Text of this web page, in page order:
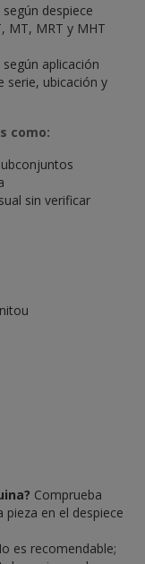
despiece
MT, MRT y MHT
aplicación
serie, ubicación y
como:
sin verificar
Comprueba
en el despiece
es recomendable;